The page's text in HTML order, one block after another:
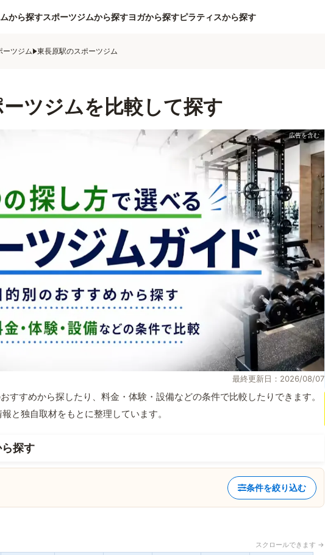
から探すスポーツジムから探すヨガから探すピラティスから探す
ーツジム 東長原駅のスポーツジム
ツジムを比較して探す
最終更新日：2026/08/07
すすめから探したり、料金・体験・設備などの条件で比較したりできます。
と独自取材をもとに整理しています。
探す
条件を絞り込む
スクロールできます →